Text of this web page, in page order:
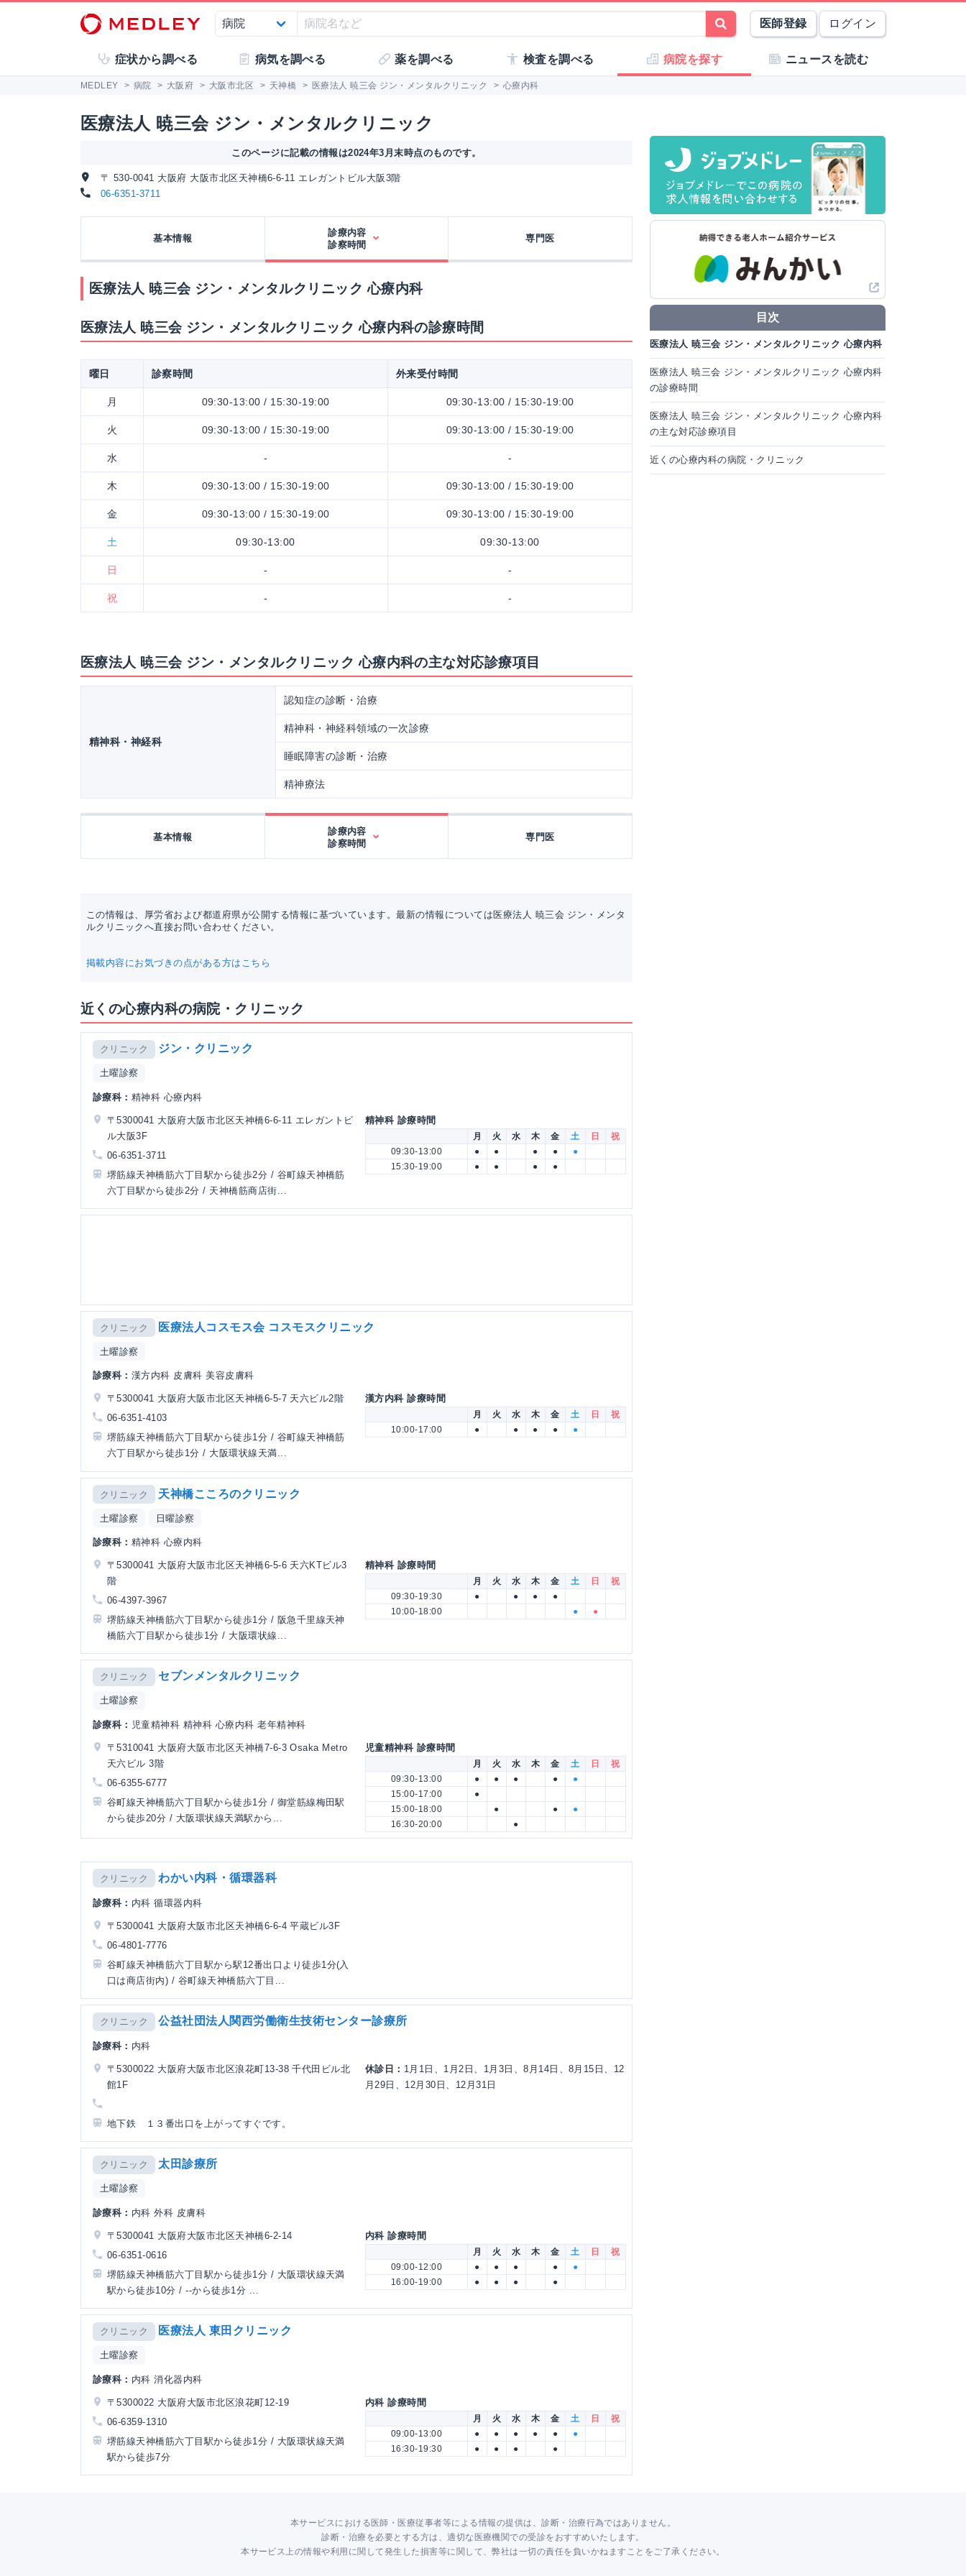
医師登録 ログイン
症状から調べる 病気を調べる 薬を調べる 検査を調べる 病院を探す ニュースを読む
MEDLEY > 病院 > 大阪府 > 大阪市北区 > 天神橋 > 医療法人 暁三会 ジン・メンタルクリニック > 心療内科
医療法人 暁三会 ジン・メンタルクリニック
このページに記載の情報は2024年3月末時点のものです。
〒 530-0041 大阪府 大阪市北区天神橋6-6-11 エレガントビル大阪3階
06-6351-3711
基本情報
診療内容
診察時間
専門医
医療法人 暁三会 ジン・メンタルクリニック 心療内科
医療法人 暁三会 ジン・メンタルクリニック 心療内科の診療時間
曜日 診察時間 外来受付時間
月 09:30-13:00 / 15:30-19:00 09:30-13:00 / 15:30-19:00
火 09:30-13:00 / 15:30-19:00 09:30-13:00 / 15:30-19:00
水 - -
木 09:30-13:00 / 15:30-19:00 09:30-13:00 / 15:30-19:00
金 09:30-13:00 / 15:30-19:00 09:30-13:00 / 15:30-19:00
土 09:30-13:00 09:30-13:00
日 - -
祝 - -
医療法人 暁三会 ジン・メンタルクリニック 心療内科の主な対応診療項目
精神科・神経科
認知症の診断・治療
精神科・神経科領域の一次診療
睡眠障害の診断・治療
精神療法
基本情報
診療内容
診察時間
専門医
この情報は、厚労省および都道府県が公開する情報に基づいています。最新の情報については医療法人 暁三会 ジン・メンタ
ルクリニックへ直接お問い合わせください。
掲載内容にお気づきの点がある方はこちら
近くの心療内科の病院・クリニック
クリニック ジン・クリニック
土曜診察
診療科： 精神科 心療内科
〒5300041 大阪府大阪市北区天神橋6-6-11 エレガントビ
ル大阪3F
06-6351-3711
堺筋線天神橋筋六丁目駅から徒歩2分 / 谷町線天神橋筋
六丁目駅から徒歩2分 / 天神橋筋商店街...
精神科 診療時間
月 火 水 木 金 土 日
祝
09:30-13:00
● ● ● ●
●
15:30-19:00
● ● ● ●
クリニック 医療法人コスモス会 コスモスクリニック
土曜診察
診療科： 漢方内科 皮膚科 美容皮膚科
〒5300041 大阪府大阪市北区天神橋6-5-7 天六ビル2階
06-6351-4103
堺筋線天神橋筋六丁目駅から徒歩1分 / 谷町線天神橋筋
六丁目駅から徒歩1分 / 大阪環状線天満...
漢方内科 診療時間
月 火 水 木 金 土 日
祝
10:00-17:00
● ● ● ● ●
クリニック 天神橋こころのクリニック
土曜診察 日曜診察
診療科： 精神科 心療内科
〒5300041 大阪府大阪市北区天神橋6-5-6 天六KTビル3
階
06-4397-3967
堺筋線天神橋筋六丁目駅から徒歩1分 / 阪急千里線天神
橋筋六丁目駅から徒歩1分 / 大阪環状線...
精神科 診療時間
月 火 水 木 金 土 日
祝
09:30-19:30
● ● ●
●
10:00-18:00
● ●
クリニック セブンメンタルクリニック
土曜診察
診療科： 児童精神科 精神科 心療内科 老年精神科
〒5310041 大阪府大阪市北区天神橋7-6-3 Osaka Metro
天六ビル 3階
06-6355-6777
谷町線天神橋筋六丁目駅から徒歩1分 / 御堂筋線梅田駅
から徒歩20分 / 大阪環状線天満駅から...
児童精神科 診療時間
月 火 水 木 金 土 日
祝
09:30-13:00
● ● ● ●
●
15:00-17:00
●
15:00-18:00
● ●
●
16:30-20:00
●
クリニック わかい内科・循環器科
診療科： 内科 循環器内科
〒5300041 大阪府大阪市北区天神橋6-6-4 平蔵ビル3F
06-4801-7776
谷町線天神橋筋六丁目駅から駅12番出口より徒歩1分(入
口は商店街内) / 谷町線天神橋筋六丁目...
クリニック 公益社団法人関西労働衛生技術センター診療所
診療科： 内科
〒5300022 大阪府大阪市北区浪花町13-38 千代田ビル北
館1F
地下鉄 １３番出口を上がってすぐです。
休診日： 1月1日、1月2日、1月3日、8月14日、8月15日、12
月29日、12月30日、12月31日
クリニック 太田診療所
土曜診察
診療科： 内科 外科 皮膚科
〒5300041 大阪府大阪市北区天神橋6-2-14
06-6351-0616
堺筋線天神橋筋六丁目駅から徒歩1分 / 大阪環状線天満
駅から徒歩10分 / --から徒歩1分 ...
内科 診療時間
月 火 水 木 金 土 日
祝
09:00-12:00
● ● ● ●
●
16:00-19:00
● ● ● ●
クリニック 医療法人 東田クリニック
土曜診察
診療科： 内科 消化器内科
〒5300022 大阪府大阪市北区浪花町12-19
06-6359-1310
堺筋線天神橋筋六丁目駅から徒歩1分 / 大阪環状線天満
駅から徒歩7分
内科 診療時間
月 火 水 木 金 土 日
祝
09:00-13:00
● ● ● ● ●
●
16:30-19:30
● ● ● ●
目次
医療法人 暁三会 ジン・メンタルクリニック 心療内科
医療法人 暁三会 ジン・メンタルクリニック 心療内科
の診療時間
医療法人 暁三会 ジン・メンタルクリニック 心療内科
の主な対応診療項目
近くの心療内科の病院・クリニック
本サービスにおける医師・医療従事者等による情報の提供は、診断・治療行為ではありません。
診断・治療を必要とする方は、適切な医療機関での受診をおすすめいたします。
本サービス上の情報や利用に関して発生した損害等に関して、弊社は一切の責任を負いかねますことをご了承ください。